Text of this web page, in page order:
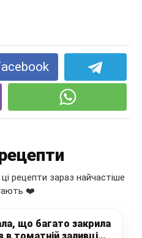
рецепти зараз найчастіше
❤️
що багато закрила